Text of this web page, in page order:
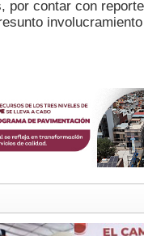
por contar con